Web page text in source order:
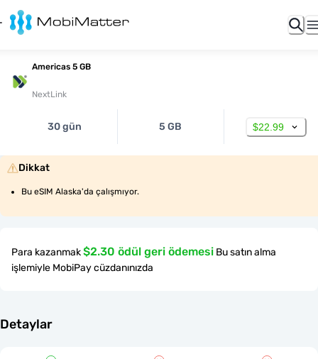
Americas 5 GB
NextLink
30 gün 5 GB $22.99
Dikkat
Bu eSIM Alaska'da çalışmıyor.
Para kazanmak$2.30 ödül geri ödemesi Bu satın alma
işlemiyle MobiPay cüzdanınızda
Detaylar